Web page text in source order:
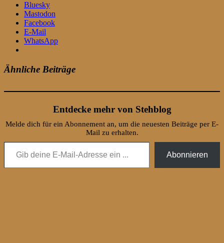
Bluesky
Mastodon
Facebook
E-Mail
WhatsApp
Ähnliche Beiträge
Entdecke mehr von Stehblog
Melde dich für ein Abonnement an, um die neuesten Beiträge per E-
Mail zu erhalten.
Gib deine E-Mail-Adresse ein ...
Abonnieren